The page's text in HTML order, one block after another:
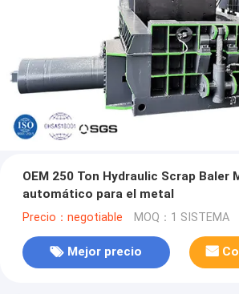
OEM 250 Ton Hydraulic Scrap Baler
automático para el metal
Precio：negotiable MOQ：1 SISTEMA
Mejor precio